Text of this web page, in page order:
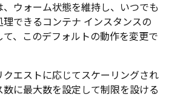
ウォーム状態を維持し、いつでも
理できるコンテナ インスタンスの
、このデフォルトの動作を変更で
クエストに応じてスケーリングされ
数に最大数を設定して制限を設ける